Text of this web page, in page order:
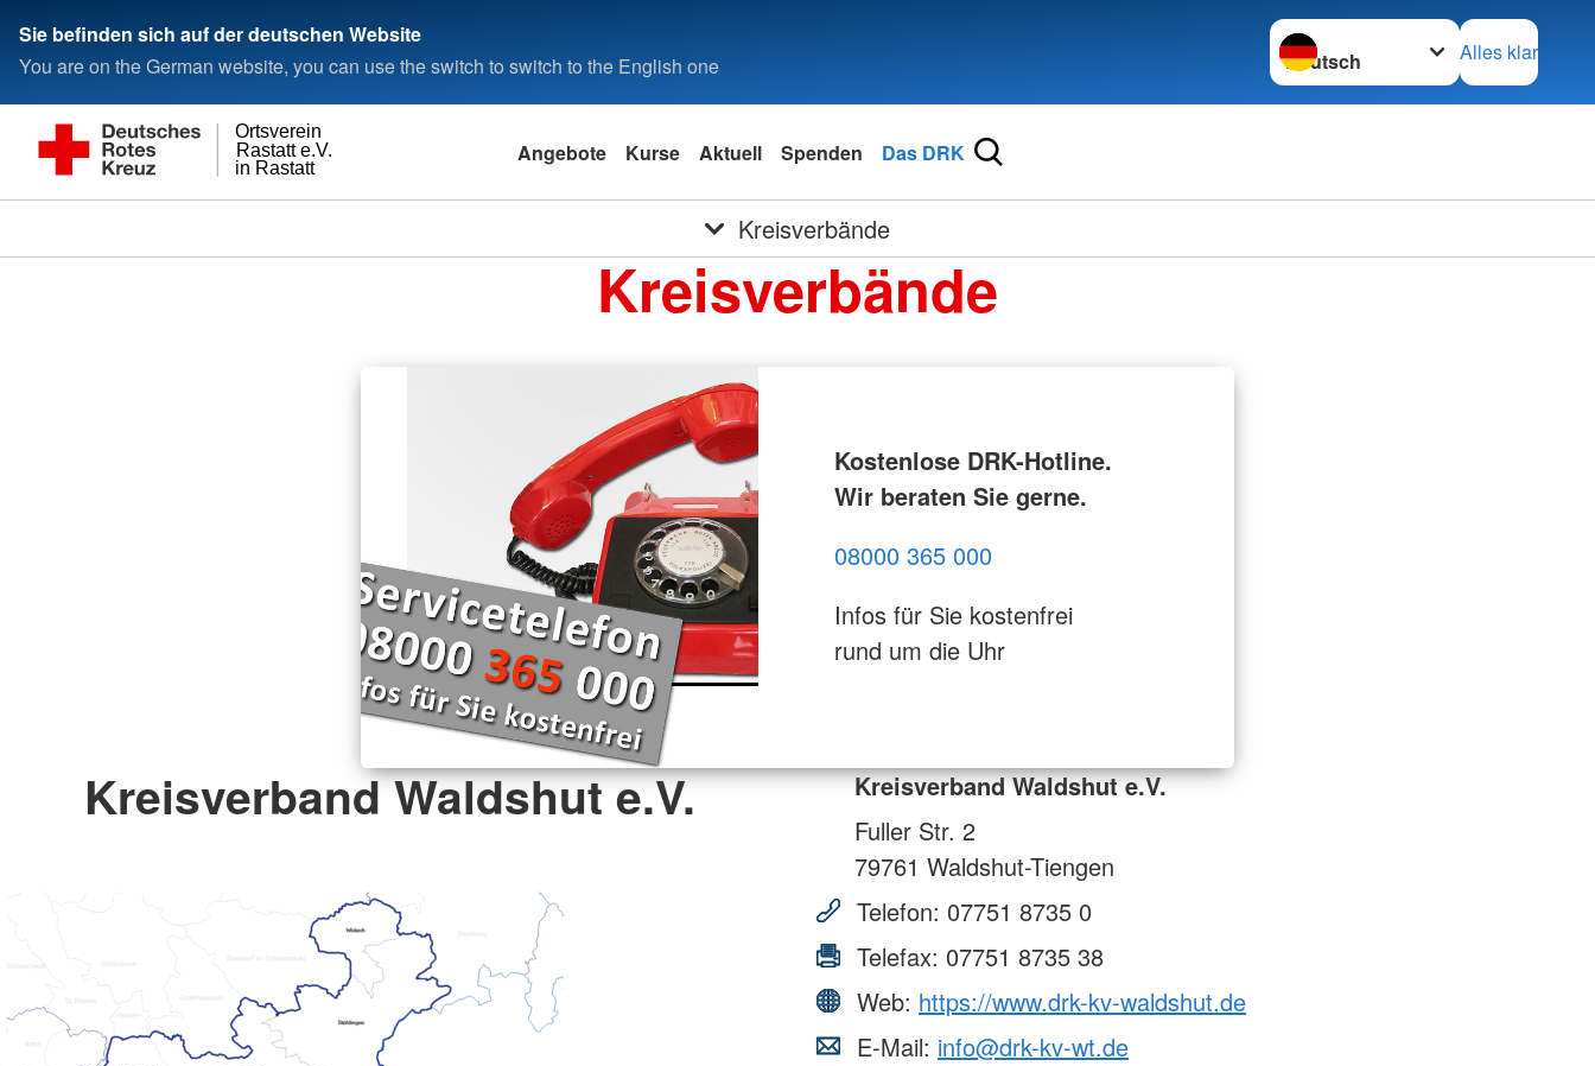
Sie befinden sich auf der deutschen Website
You are on the German website, you can use the switch to switch to the English one
Sprache wechseln zu
Alles klar
in Rastatt
Rastatt e.V.
Ortsverein
Angebote Kurse Aktuell Spenden Das DRK
Kreisverbände
Kreisverbände
Kostenlose DRK-Hotline.
Wir beraten Sie gerne.
08000 365 000
Infos für Sie kostenfrei
rund um die Uhr
Kreisverband Waldshut e.V.
Kreisverband Waldshut e.V.
Fuller Str. 2
79761 Waldshut-Tiengen
Telefon: 07751 8735 0
Telefax: 07751 8735 38
Web: https://www.drk-kv-waldshut.de
E-Mail: info@drk-kv-wt.de